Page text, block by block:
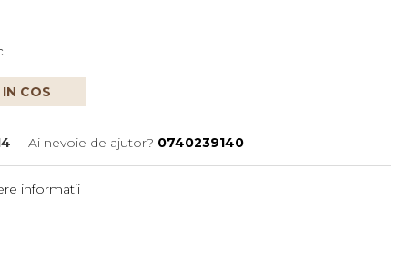
COS
Ai nevoie de ajutor? 0740239140
informatii